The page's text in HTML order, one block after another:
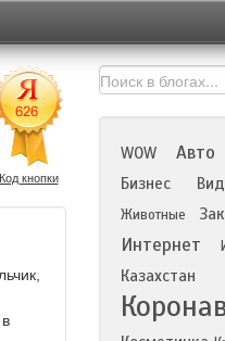
Код кнопки
WOW Авто
Бизнес
Животные
Интернет
Казахстан